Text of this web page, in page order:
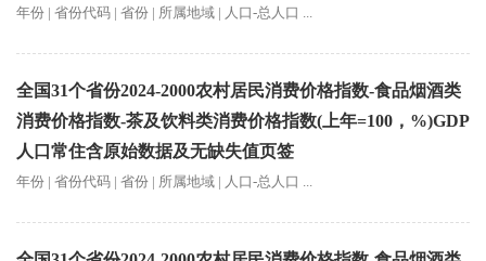
年份 | 省份代码 | 省份 | 所属地域 | 人口-总人口 ...
全国31个省份2024-2000农村居民消费价格指数-食品烟酒类
消费价格指数-茶及饮料类消费价格指数(上年=100，%)GDP
人口常住含原始数据及无缺失值页签
年份 | 省份代码 | 省份 | 所属地域 | 人口-总人口 ...